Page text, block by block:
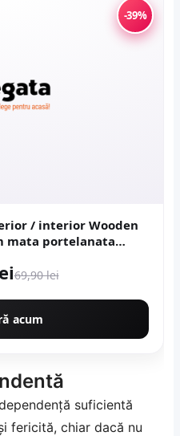
-39%
/ interior Wooden
69,90 lei
acum
suficientă
fericită, chiar dacă nu